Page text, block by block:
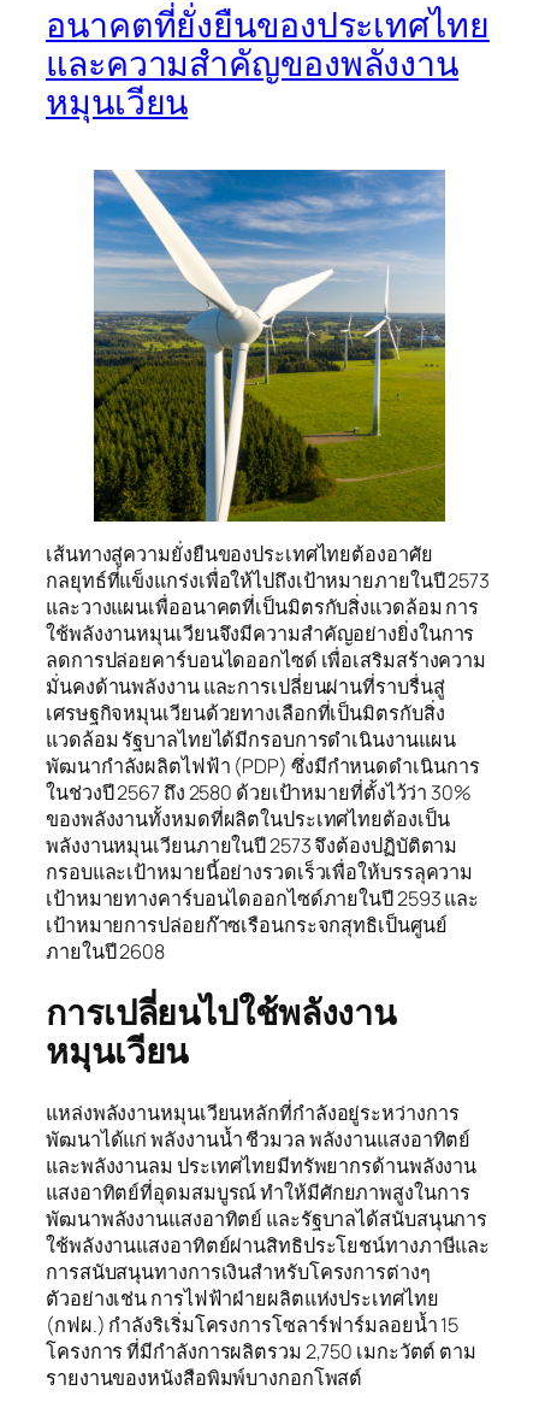
อนาคตที่ยั่งยืนของประเทศไทย
และความสำคัญของพลังงาน
หมุนเวียน
เส้นทางสู่ความยั่งยืนของประเทศไทยต้องอาศัย
กลยุทธ์ที่แข็งแกร่งเพื่อให้ไปถึงเป้าหมายภายในปี 2573
และวางแผนเพื่ออนาคตที่เป็นมิตรกับสิ่งแวดล้อม การ
ใช้พลังงานหมุนเวียนจึงมีความสำคัญอย่างยิ่งในการ
ลดการปล่อยคาร์บอนไดออกไซด์ เพื่อเสริมสร้างความ
มั่นคงด้านพลังงาน และการเปลี่ยนผ่านที่ราบรื่นสู่
เศรษฐกิจหมุนเวียนด้วยทางเลือกที่เป็นมิตรกับสิ่ง
แวดล้อม รัฐบาลไทยได้มีกรอบการดำเนินงานแผน
พัฒนากำลังผลิตไฟฟ้า (PDP) ซึ่งมีกำหนดดำเนินการ
ในช่วงปี 2567 ถึง 2580 ด้วยเป้าหมายที่ตั้งไว้ว่า 30%
ของพลังงานทั้งหมดที่ผลิตในประเทศไทยต้องเป็น
พลังงานหมุนเวียนภายในปี 2573 จึงต้องปฏิบัติตาม
กรอบและเป้าหมายนี้อย่างรวดเร็วเพื่อให้บรรลุความ
เป้าหมายทางคาร์บอนไดออกไซด์ภายในปี 2593 และ
เป้าหมายการปล่อยก๊าซเรือนกระจกสุทธิเป็นศูนย์
ภายในปี 2608
การเปลี่ยนไปใช้พลังงาน
หมุนเวียน
แหล่งพลังงานหมุนเวียนหลักที่กำลังอยู่ระหว่างการ
พัฒนาได้แก่ พลังงานน้ำ ชีวมวล พลังงานแสงอาทิตย์
และพลังงานลม ประเทศไทยมีทรัพยากรด้านพลังงาน
แสงอาทิตย์ที่อุดมสมบูรณ์ ทำให้มีศักยภาพสูงในการ
พัฒนาพลังงานแสงอาทิตย์ และรัฐบาลได้สนับสนุนการ
ใช้พลังงานแสงอาทิตย์ผ่านสิทธิประโยชน์ทางภาษีและ
การสนับสนุนทางการเงินสำหรับโครงการต่างๆ
ตัวอย่างเช่น การไฟฟ้าฝ่ายผลิตแห่งประเทศไทย
(กฟผ.) กำลังริเริ่มโครงการโซลาร์ฟาร์มลอยน้ำ 15
โครงการ ที่มีกำลังการผลิตรวม 2,750 เมกะวัตต์ ตาม
รายงานของหนังสือพิมพ์บางกอกโพสต์